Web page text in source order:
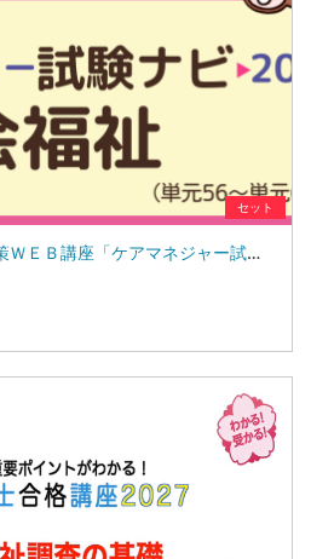
セット
🎥ケアマネジャー受験対策ＷＥＢ講座「ケアマネジャー試験ナビ２０２６」社会福祉